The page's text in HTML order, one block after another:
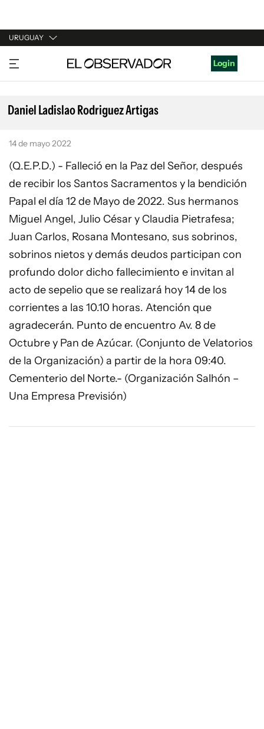
URUGUAY
URUGUAY
ARGENTINA
ESPAÑA
Login
Daniel Ladislao Rodriguez Artigas
14 de mayo 2022
(Q.E.P.D.) - Falleció en la Paz del Señor, después
de recibir los Santos Sacramentos y la bendición
Papal el día 12 de Mayo de 2022. Sus hermanos
Miguel Angel, Julio César y Claudia Pietrafesa;
Juan Carlos, Rosana Montesano, sus sobrinos,
sobrinos nietos y demás deudos participan con
profundo dolor dicho fallecimiento e invitan al
acto de sepelio que se realizará hoy 14 de los
corrientes a las 10.10 horas. Atención que
agradecerán. Punto de encuentro Av. 8 de
Octubre y Pan de Azúcar. (Conjunto de Velatorios
de la Organización) a partir de la hora 09:40.
Cementerio del Norte.- (Organización Salhón –
Una Empresa Previsión)